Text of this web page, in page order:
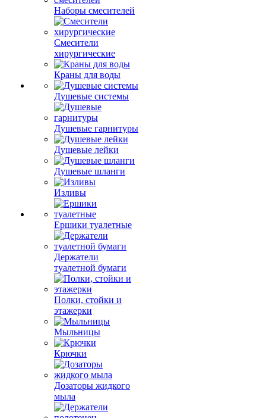
Наборы смесителей
Смесители
хирургические
Краны для воды
Душевые системы
Душевые гарнитуры
Душевые лейки
Душевые шланги
Изливы
Ершики туалетные
Держатели
туалетной бумаги
Полки, стойки и
этажерки
Мыльницы
Крючки
Дозаторы жидкого
мыла